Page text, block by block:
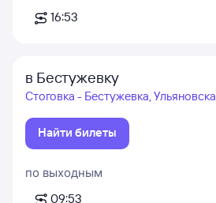
16:53
в Бестужевку
Стоговка - Бестужевка,
Найти билеты
по выходным
09:53